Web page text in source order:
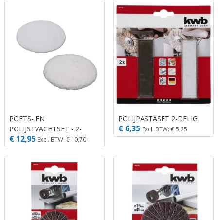
POETS- EN
POLIJSTVACHTSET - 2-
DELIG
€ 12,95 Excl. BTW: € 10,70
POLIJPASTASET 2-DELIG
€ 6,35 Excl. BTW: € 5,25